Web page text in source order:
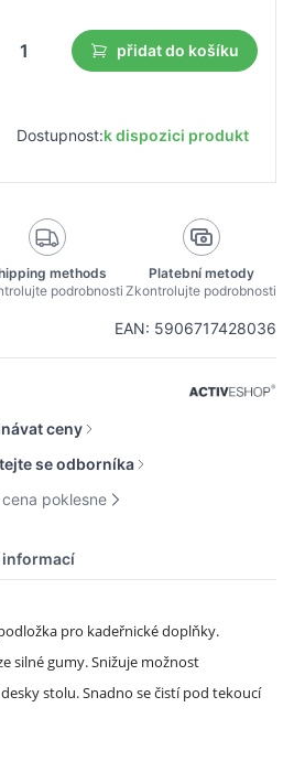
EAN: 5906717428036
přidat do košíku
Dostupnost:k dispozici produkt
methods
podrobnosti
Platební metody
Zkontrolujte podrobnosti
ceny
se odborníka
poklesne
informací
pro kadeřnické doplňky.
silné gumy. Snižuje možnost
stolu. Snadno se čistí pod tekoucí